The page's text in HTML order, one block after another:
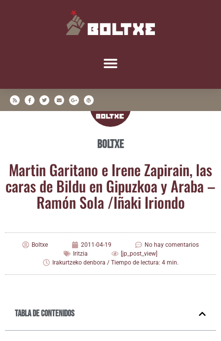
Boltxe
Mar­tin Gari­tano e Ire­ne Zapi­rain, las
caras de Bil­du en Gipuz­koa y Ara­ba –
Ramón Sola /​Iña­ki Iriondo
Boltxe 2011-04-19
No hay comentarios
Iritzia
[jp_post_view]
Irakurtzeko denbora / Tiempo de lectura: 4 min.
Tabla de contenidos